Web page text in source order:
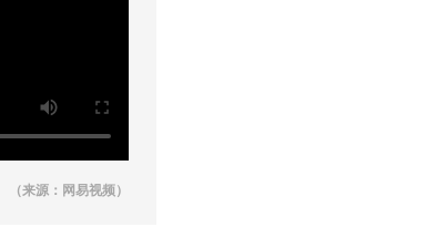
（来源：网易视频）